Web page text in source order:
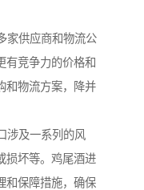
家供应商和物流公
有竞争力的价格和
和物流方案，降并
涉及一系列的风
损坏等。鸡尾酒进
和保障措施，确保